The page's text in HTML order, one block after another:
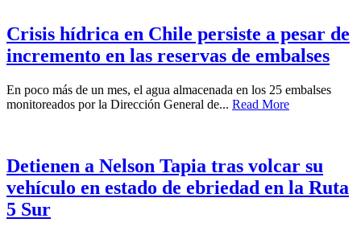
Crisis hídrica en Chile persiste a pesar de
incremento en las reservas de embalses
En poco más de un mes, el agua almacenada en los 25 embalses
monitoreados por la Dirección General de... Read More
Detienen a Nelson Tapia tras volcar su
vehículo en estado de ebriedad en la Ruta
5 Sur